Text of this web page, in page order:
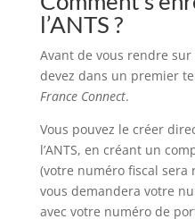
l’ANTS ?
Avant de vous rendre sur
devez dans un premier
France Connect.
Vous pouvez le créer
l’ANTS, en créant un
(votre numéro fiscal sera
vous demandera votre
avec votre numéro de